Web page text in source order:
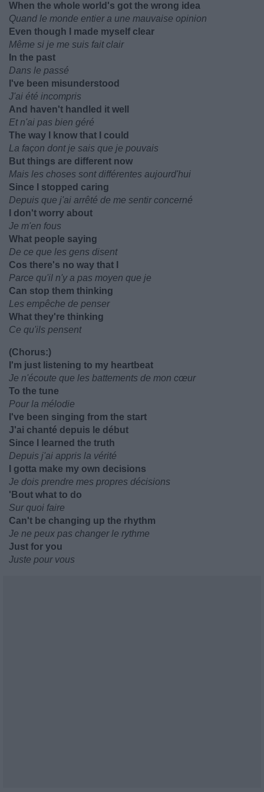
When the whole world's got the wrong idea
Quand le monde entier a une mauvaise opinion
Even though I made myself clear
Même si je me suis fait clair
In the past
Dans le passé
I've been misunderstood
J'ai été incompris
And haven't handled it well
Et n'ai pas bien géré
The way I know that I could
La façon dont je sais que je pouvais
But things are different now
Mais les choses sont différentes aujourd'hui
Since I stopped caring
Depuis que j'ai arrêté de me sentir concerné
I don't worry about
Je m'en fous
What people saying
De ce que les gens disent
Cos there's no way that I
Parce qu'il n'y a pas moyen que je
Can stop them thinking
Les empêche de penser
What they're thinking
Ce qu'ils pensent
(Chorus:)
I'm just listening to my heartbeat
Je n'écoute que les battements de mon cœur
To the tune
Pour la mélodie
I've been singing from the start
J'ai chanté depuis le début
Since I learned the truth
Depuis j'ai appris la vérité
I gotta make my own decisions
Je dois prendre mes propres décisions
'Bout what to do
Sur quoi faire
Can't be changing up the rhythm
Je ne peux pas changer le rythme
Just for you
Juste pour vous